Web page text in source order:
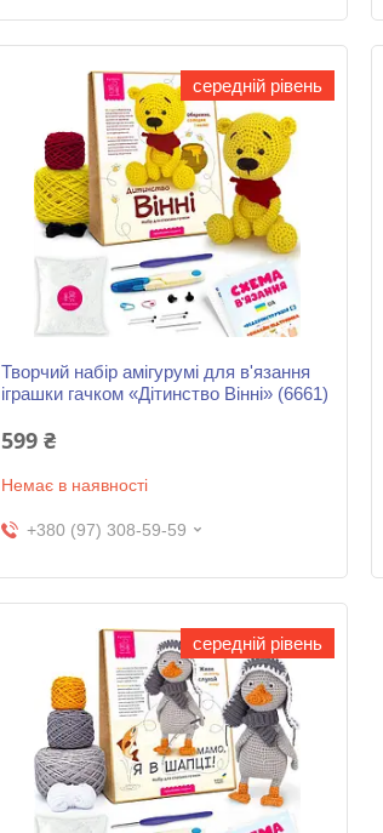
середній рівень
Творчий набір амігурумі для в'язання
іграшки гачком «Дітинство Вінні» (6661)
599 ₴
Немає в наявності
+380 (97) 308-59-59
середній рівень